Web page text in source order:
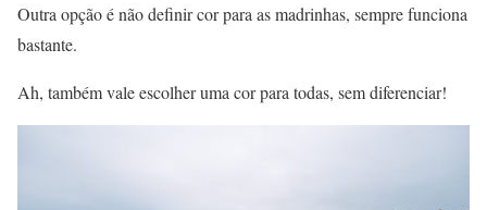
Outra opção é não definir cor para as madrinhas, sempre funciona
bastante.
Ah, também vale escolher uma cor para todas, sem diferenciar!